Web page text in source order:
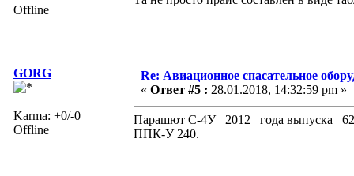
Offline
GORG
Karma: +0/-0
Offline
Re: Авиационное спасательное
« Ответ #5 : 28.01.2018, 14:32:59 pm »
Парашют С-4У 2012 года выпуска
ППК-У 240.